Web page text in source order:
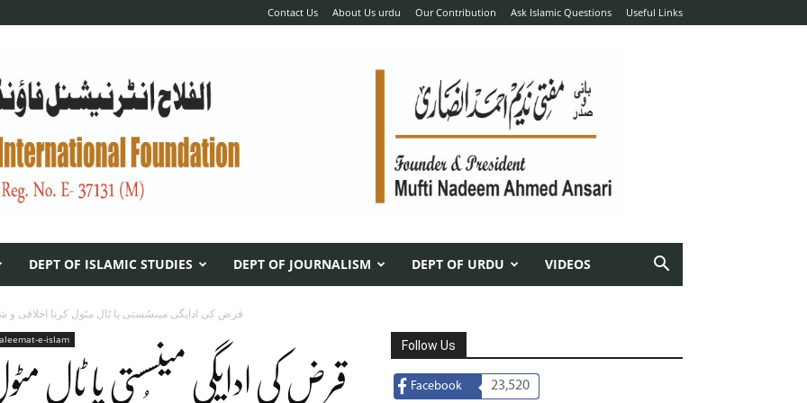
Contact Us About Us urdu Our Contribution Ask Islamic Questions Useful Links
DEPT OF ISLAMIC STUDIES DEPT OF JOURNALISM DEPT OF URDU VIDEOS
قرض کی ادایگی میںسُستی یا ٹال مٹول کرنا اخلاقی
e-islam
قرض کی ادایگی میںسُستی یا ٹال
Follow Us
Facebook 23,520